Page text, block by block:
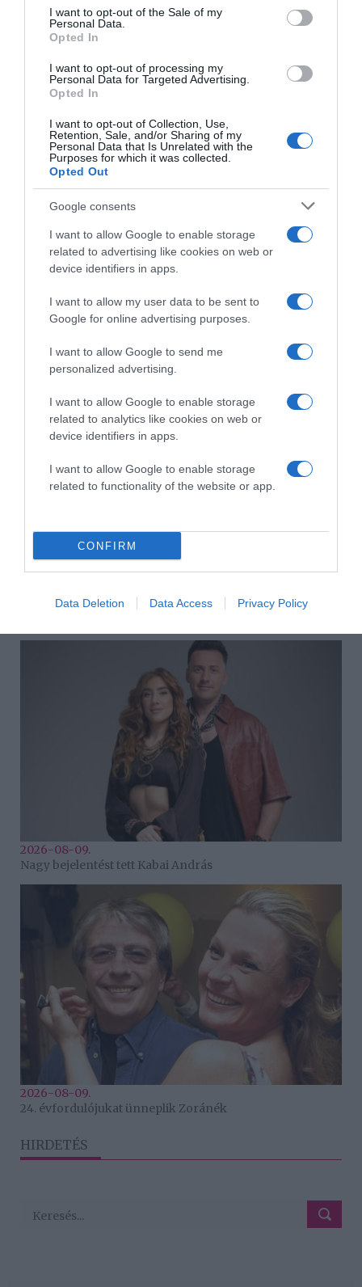
consent section.
I want to opt-out of the Sale of my
Personal Data.
Opted In
I want to opt-out of processing my
Personal Data for Targeted Advertising.
Opted In
I want to opt-out of Collection, Use,
Retention, Sale, and/or Sharing of my
Personal Data that Is Unrelated with the
Purposes for which it was collected.
Opted Out
Google consents
I want to allow Google to enable storage
related to advertising like cookies on web or
device identifiers in apps.
I want to allow my user data to be sent to
Google for online advertising purposes.
I want to allow Google to send me
personalized advertising.
I want to allow Google to enable storage
related to analytics like cookies on web or
device identifiers in apps.
I want to allow Google to enable storage
related to functionality of the website or app.
CONFIRM
Data Deletion Data Access Privacy Policy
Címkék: recept
Korábbi bejegyzések Következő bejegyzés
HASONLÓ BEJEGYZÉSEK
Ha izzadsz, erre a 3 létfontosságú elemre van szükség
2026-08-09.
2026-08-09.
Nagy bejelentést tett Kabai András
2026-08-09.
24. évfordulójukat ünneplik Zoránék
HIRDETÉS